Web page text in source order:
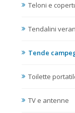
Teloni e
Tendalini
Tende
Toilette
TV e antenne